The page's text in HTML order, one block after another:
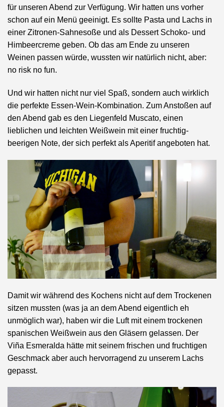
für unseren Abend zur Verfügung. Wir hatten uns vorher
schon auf ein Menü geeinigt. Es sollte Pasta und Lachs in
einer Zitronen-Sahnesoße und als Dessert Schoko- und
Himbeercreme geben. Ob das am Ende zu unseren
Weinen passen würde, wussten wir natürlich nicht, aber:
no risk no fun.
Und wir hatten nicht nur viel Spaß, sondern auch wirklich
die perfekte Essen-Wein-Kombination. Zum Anstoßen auf
den Abend gab es den Liegenfeld Muscato, einen
lieblichen und leichten Weißwein mit einer fruchtig-
beerigen Note, der sich perfekt als Aperitif angeboten hat.
Damit wir während des Kochens nicht auf dem Trockenen
sitzen mussten (was ja an dem Abend eigentlich eh
unmöglich war), haben wir die Luft mit einem trockenen
spanischen Weißwein aus den Gläsern gelassen. Der
Viña Esmeralda hätte mit seinem frischen und fruchtigen
Geschmack aber auch hervorragend zu unserem Lachs
gepasst.